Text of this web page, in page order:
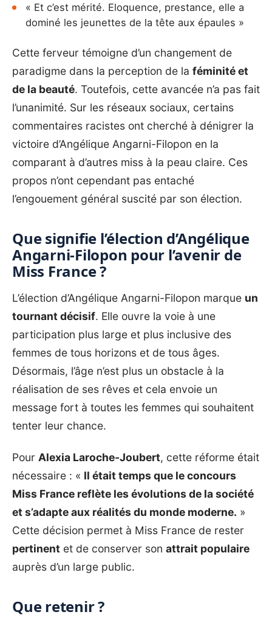
« Et c’est mérité. Eloquence, prestance, elle a
dominé les jeunettes de la tête aux épaules »
Cette ferveur témoigne d’un changement de
paradigme dans la perception de la féminité et
de la beauté. Toutefois, cette avancée n’a pas fait
l’unanimité. Sur les réseaux sociaux, certains
commentaires racistes ont cherché à dénigrer la
victoire d’Angélique Angarni-Filopon en la
comparant à d’autres miss à la peau claire. Ces
propos n’ont cependant pas entaché
l’engouement général suscité par son élection.
Que signifie l’élection d’Angélique
Angarni-Filopon pour l’avenir de
Miss France ?
L’élection d’Angélique Angarni-Filopon marque un
tournant décisif. Elle ouvre la voie à une
participation plus large et plus inclusive des
femmes de tous horizons et de tous âges.
Désormais, l’âge n’est plus un obstacle à la
réalisation de ses rêves et cela envoie un
message fort à toutes les femmes qui souhaitent
tenter leur chance.
Pour Alexia Laroche-Joubert, cette réforme était
nécessaire : « Il était temps que le concours
Miss France reflète les évolutions de la société
et s’adapte aux réalités du monde moderne. »
Cette décision permet à Miss France de rester
pertinent et de conserver son attrait populaire
auprès d’un large public.
Que retenir ?